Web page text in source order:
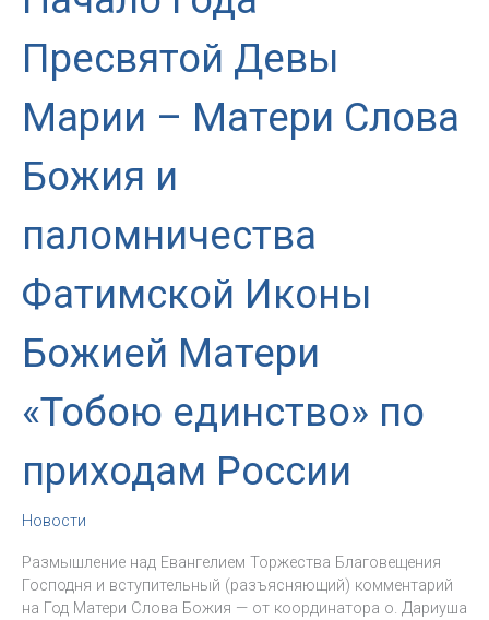
Пресвятой Девы
Марии – Матери Слова
Божия и
паломничества
Фатимской Иконы
Божией Матери
«Тобою единство» по
приходам России
Новости
Размышление над Евангелием Торжества Благовещения
Господня и вступительный (разъясняющий) комментарий
на Год Матери Слова Божия — от координатора о. Дариуша